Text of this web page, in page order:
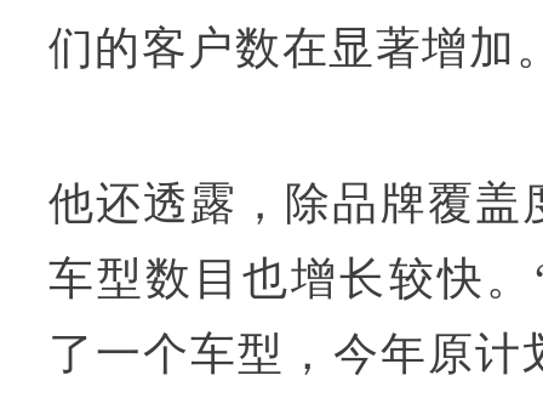
们的客户数在显著增加
他还透露，除品牌覆盖
车型数目也增长较快
了一个车型，今年原